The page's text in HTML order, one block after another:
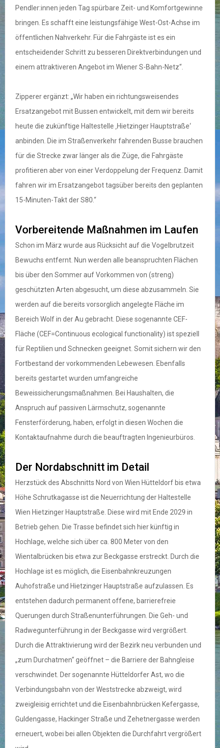
Pendler:innen jeden Tag spürbare Zeit- und Komfortgewinne
bringen. Es schafft eine leistungsfähige West-Ost-Achse im
öffentlichen Nahverkehr. Für die Fahrgäste ist es ein
entscheidender Schritt zu besseren Direktverbindungen und
einem attraktiveren Angebot im Wiener S-Bahn-Netz“.
Zipperer ergänzt: „Wir haben ein richtungsweisendes
Ersatzangebot mit Bussen entwickelt, mit dem wir bereits
heute die zukünftige Haltestelle ‚Hietzinger Hauptstraße‘
anbinden. Die im Straßenverkehr fahrenden Busse brauchen
für die Strecke zwar länger als die Züge, die Fahrgäste
profitieren aber von einer Verdoppelung der Frequenz. Damit
fahren wir im Ersatzangebot tagsüber bereits den geplanten
15-Minuten-Takt der S80.“
Vorbereitende Maßnahmen im Laufen
Schon im März wurde aus Rücksicht auf die Vogelbrutzeit
Bewuchs entfernt. Nun werden alle beanspruchten Flächen
bis über den Sommer auf Vorkommen von (streng)
geschützten Arten abgesucht, um diese abzusammeln. Sie
werden auf die bereits vorsorglich angelegte Fläche im
Bereich Wolf in der Au gebracht. Diese sogenannte CEF-
Fläche (CEF=Continuous ecological functionality) ist speziell
für Reptilien und Schnecken geeignet. Somit sichern wir den
Fortbestand der vorkommenden Lebewesen. Ebenfalls
bereits gestartet wurden umfangreiche
Beweissicherungsmaßnahmen. Bei Haushalten, die
Anspruch auf passiven Lärmschutz, sogenannte
Fensterförderung, haben, erfolgt in diesen Wochen die
Kontaktaufnahme durch die beauftragten Ingenieurbüros.
Der Nordabschnitt im Detail
Herzstück des Abschnitts Nord von Wien Hütteldorf bis etwa
Höhe Schrutkagasse ist die Neuerrichtung der Haltestelle
Wien Hietzinger Hauptstraße. Diese wird mit Ende 2029 in
Betrieb gehen. Die Trasse befindet sich hier künftig in
Hochlage, welche sich über ca. 800 Meter von den
Wientalbrücken bis etwa zur Beckgasse erstreckt. Durch die
Hochlage ist es möglich, die Eisenbahnkreuzungen
Auhofstraße und Hietzinger Hauptstraße aufzulassen. Es
entstehen dadurch permanent offene, barrierefreie
Querungen durch Straßenunterführungen. Die Geh- und
Radwegunterführung in der Beckgasse wird vergrößert.
Durch die Attraktivierung wird der Bezirk neu verbunden und
„zum Durchatmen“ geöffnet – die Barriere der Bahngleise
verschwindet. Der sogenannte Hütteldorfer Ast, wo die
Verbindungsbahn von der Weststrecke abzweigt, wird
zweigleisig errichtet und die Eisenbahnbrücken Kefergasse,
Guldengasse, Hackinger Straße und Zehetnergasse werden
erneuert, wobei bei allen Objekten die Durchfahrt vergrößert